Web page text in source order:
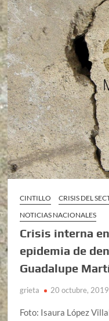
CINTILLO CRISIS DEL
NOTICIAS NACIONALES
Crisis interna
epidemia de
Guadalupe
grieta 20 octubre, 2019
Foto: Isaura López